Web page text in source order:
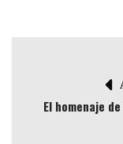
El homenaje